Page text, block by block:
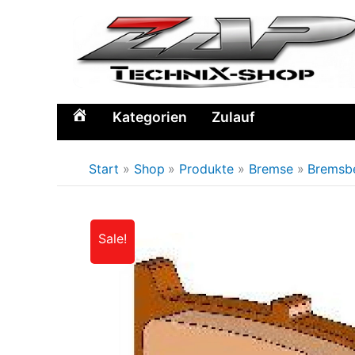
Home Kategorien Zulauf
Start Shop Produkte Bremse
Sale!